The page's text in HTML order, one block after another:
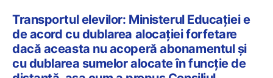
Transportul elevilor: Ministerul Educației e
de acord cu dublarea alocației forfetare
dacă aceasta nu acoperă abonamentul și
cu dublarea sumelor alocate în funcție de